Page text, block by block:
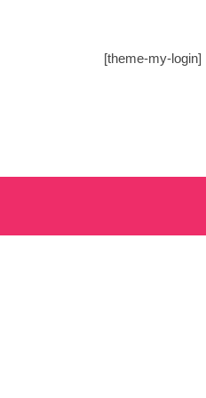
[theme-my-login]